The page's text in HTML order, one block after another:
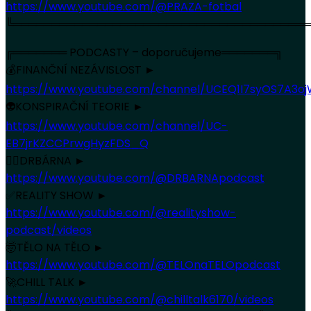
https://www.youtube.com/@PRAZA-fotbal
╔═══════ PODCASTY – doporučujeme═══════╗
💰FINANČNÍ NEZÁVISLOST ►
https://www.youtube.com/channel/
👽KONSPIRAČNÍ TEORIE ►
https://www.youtube.com/channel/UC-
EB7jrKZCCPrwgHyzFDS_Q
🏳️‍🌈DRBÁRNA ►
https://www.youtube.com/@DRBARNApodcast
✅REALITY SHOW ►
https://www.youtube.com/@realityshow-
podcast/videos
🤯TĚLO NA TĚLO ►
https://www.youtube.com/@TELOnaTELOpodcast
🚀CHILL TALK ►
https://www.youtube.com/@chilltalk6170/videos